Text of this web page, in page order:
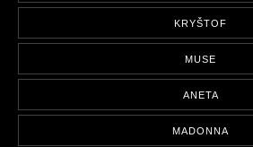
KRYŠTOF
MUSE
ANETA
MADONNA